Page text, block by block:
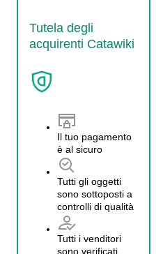
Tutela degli
acquirenti Catawiki
Il tuo pagamento
è al sicuro
Tutti gli oggetti
sono sottoposti a
controlli di qualità
Tutti i venditori
sono verificati